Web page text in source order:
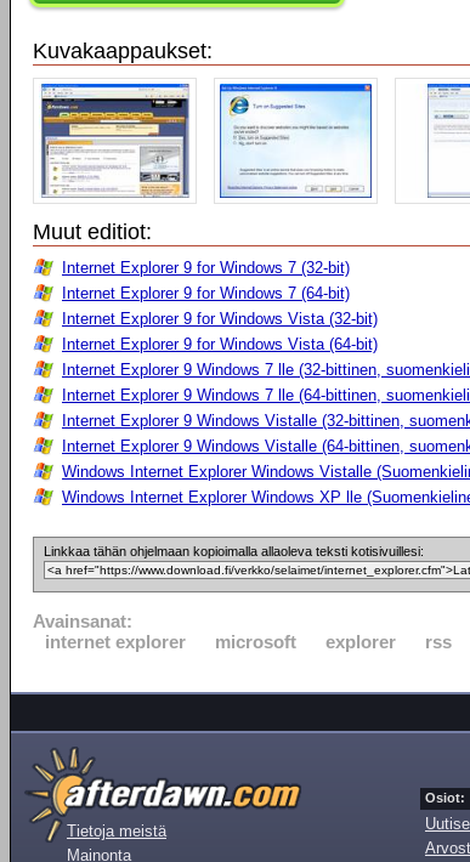
Kuvakaappaukset:
Muut editiot:
Internet Explorer 9 for Windows 7 (32-bit)
Internet Explorer 9 for Windows 7 (64-bit)
Internet Explorer 9 for Windows Vista (32-bit)
Internet Explorer 9 for Windows Vista (64-bit)
Internet Explorer 9 Windows 7 lle (32-bittinen,
Internet Explorer 9 Windows 7 lle (64-bittinen,
Internet Explorer 9 Windows Vistalle (32-bittinen,
Internet Explorer 9 Windows Vistalle (64-bittinen,
Windows Internet Explorer Windows Vistalle
Windows Internet Explorer Windows XP lle
Linkkaa tähän ohjelmaan kopioimalla allaoleva teksti kotisivuillesi:
Avainsanat:
internet explorer
microsoft explorer rss
Tietoja meistä
Mainonta
Osiot: